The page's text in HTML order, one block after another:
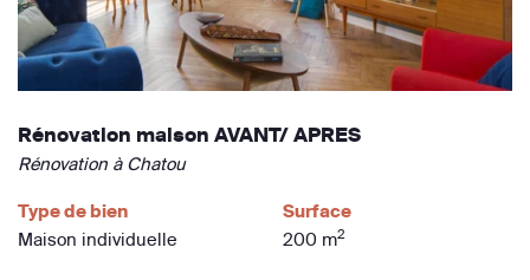
Rénovation maison AVANT/ APRES
Rénovation à Chatou
Type de bien
Maison individuelle
Surface
200 m2